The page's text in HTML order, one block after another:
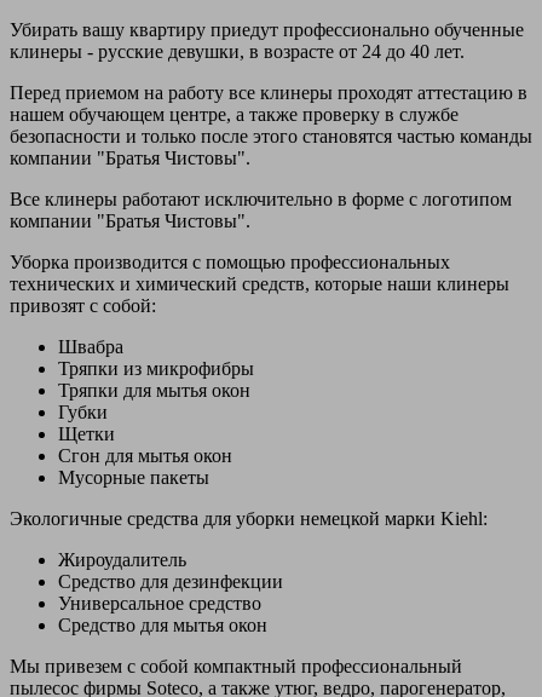
Убирать вашу квартиру приедут профессионально обученные
клинеры - русские девушки, в возрасте от 24 до 40 лет.
Перед приемом на работу все клинеры проходят аттестацию в
нашем обучающем центре, а также проверку в службе
безопасности и только после этого становятся частью команды
компании "Братья Чистовы".
Все клинеры работают исключительно в форме с логотипом
компании "Братья Чистовы".
Уборка производится с помощью профессиональных
технических и химический средств, которые наши клинеры
привозят с собой:
Швабра
Тряпки из микрофибры
Тряпки для мытья окон
Губки
Щетки
Сгон для мытья окон
Мусорные пакеты
Экологичные средства для уборки немецкой марки Kiehl:
Жироудалитель
Средство для дезинфекции
Универсальное средство
Средство для мытья окон
Мы привезем с собой компактный профессиональный
пылесос фирмы Soteco, а также утюг, ведро, парогенератор,